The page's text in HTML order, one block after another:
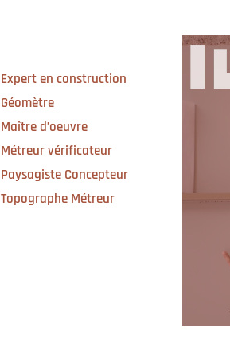
Expert en construction
Géomètre
Maître d’oeuvre
Métreur vérificateur
Paysagiste Concepteur
Topographe Métreur